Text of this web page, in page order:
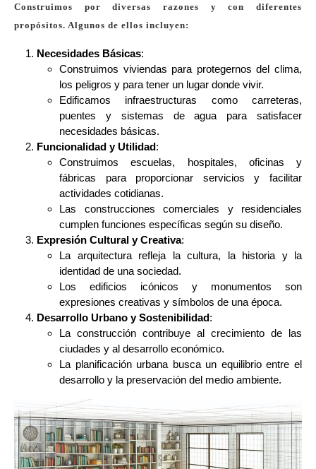
Construimos por diversas razones y con diferentes
propósitos. Algunos de ellos incluyen:
Necesidades Básicas:
Construimos viviendas para protegernos del clima,
los peligros y para tener un lugar donde vivir.
Edificamos infraestructuras como carreteras,
puentes y sistemas de agua para satisfacer
necesidades básicas.
Funcionalidad y Utilidad:
Construimos escuelas, hospitales, oficinas y
fábricas para proporcionar servicios y facilitar
actividades cotidianas.
Las construcciones comerciales y residenciales
cumplen funciones específicas según su diseño.
Expresión Cultural y Creativa:
La arquitectura refleja la cultura, la historia y la
identidad de una sociedad.
Los edificios icónicos y monumentos son
expresiones creativas y símbolos de una época.
Desarrollo Urbano y Sostenibilidad:
La construcción contribuye al crecimiento de las
ciudades y al desarrollo económico.
La planificación urbana busca un equilibrio entre el
desarrollo y la preservación del medio ambiente.